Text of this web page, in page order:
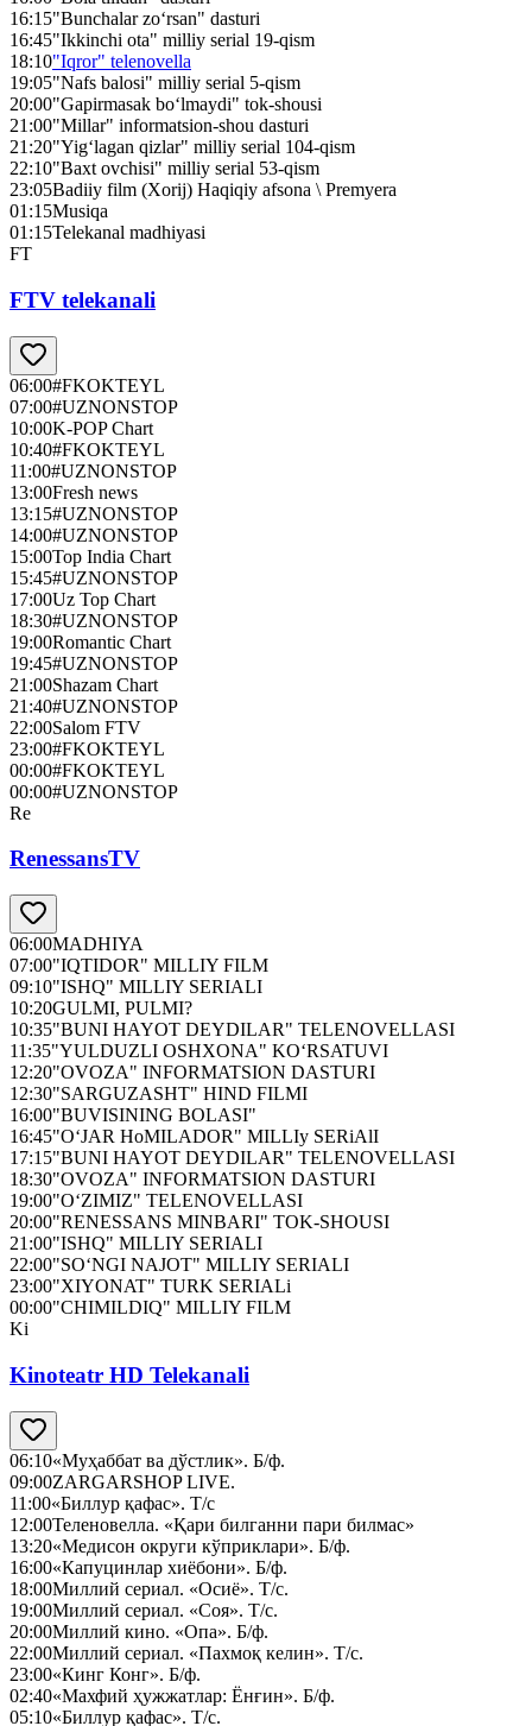
16:15"Bunchalar zo‘rsan" dasturi
16:45"Ikkinchi ota" milliy serial 19-qism
18:10"Iqror" telenovella
19:05"Nafs balosi" milliy serial 5-qism
20:00"Gapirmasak bo‘lmaydi" tok-shousi
21:00"Millar" informatsion-shou dasturi
21:20"Yig‘lagan qizlar" milliy serial 104-qism
22:10"Baxt ovchisi" milliy serial 53-qism
23:05Badiiy film (Xorij) Haqiqiy afsona \ Premyera
01:15Musiqa
01:15Telekanal madhiyasi
FT
FTV telekanali
06:00#FKOKTEYL
07:00#UZNONSTOP
10:00K-POP Chart
10:40#FKOKTEYL
11:00#UZNONSTOP
13:00Fresh news
13:15#UZNONSTOP
14:00#UZNONSTOP
15:00Top India Chart
15:45#UZNONSTOP
17:00Uz Top Chart
18:30#UZNONSTOP
19:00Romantic Chart
19:45#UZNONSTOP
21:00Shazam Chart
21:40#UZNONSTOP
22:00Salom FTV
23:00#FKOKTEYL
00:00#FKOKTEYL
00:00#UZNONSTOP
Re
RenessansTV
06:00MADHIYA
07:00"IQTIDOR" MILLIY FILM
09:10"ISHQ" MILLIY SERIALI
10:20GULMI, PULMI?
10:35"BUNI HAYOT DEYDILAR" TELENOVELLASI
11:35"YULDUZLI OSHXONA" KO‘RSATUVI
12:20"OVOZA" INFORMATSION DASTURI
12:30"SARGUZASHT" HIND FILMI
16:00"BUVISINING BOLASI"
16:45"O‘JAR HoMILADOR" MILLIy SERiAlI
17:15"BUNI HAYOT DEYDILAR" TELENOVELLASI
18:30"OVOZA" INFORMATSION DASTURI
19:00"O‘ZIMIZ" TELENOVELLASI
20:00"RENESSANS MINBARI" TOK-SHOUSI
21:00"ISHQ" MILLIY SERIALI
22:00"SO‘NGI NAJOT" MILLIY SERIALI
23:00"XIYONAT" TURK SERIALi
00:00"CHIMILDIQ" MILLIY FILM
Ki
Kinoteatr HD Telekanali
06:10«Муҳаббат ва дўстлик». Б/ф.
09:00ZARGARSHOP LIVE.
11:00«Биллур қафас». Т/с
12:00Теленовелла. «Қари билганни пари билмас»
13:20«Медисон округи кўприклари». Б/ф.
16:00«Капуцинлар хиёбони». Б/ф.
18:00Миллий сериал. «Осиё». Т/с.
19:00Миллий сериал. «Соя». Т/с.
20:00Миллий кино. «Опа». Б/ф.
22:00Миллий сериал. «Пахмоқ келин». Т/с.
23:00«Кинг Конг». Б/ф.
02:40«Махфий ҳужжатлар: Ёнғин». Б/ф.
05:10«Биллур қафас». Т/с.